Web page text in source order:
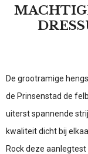
De grootramige
de Prinsenstad de
uiterst spannende
kwaliteit dicht bij
Rock deze